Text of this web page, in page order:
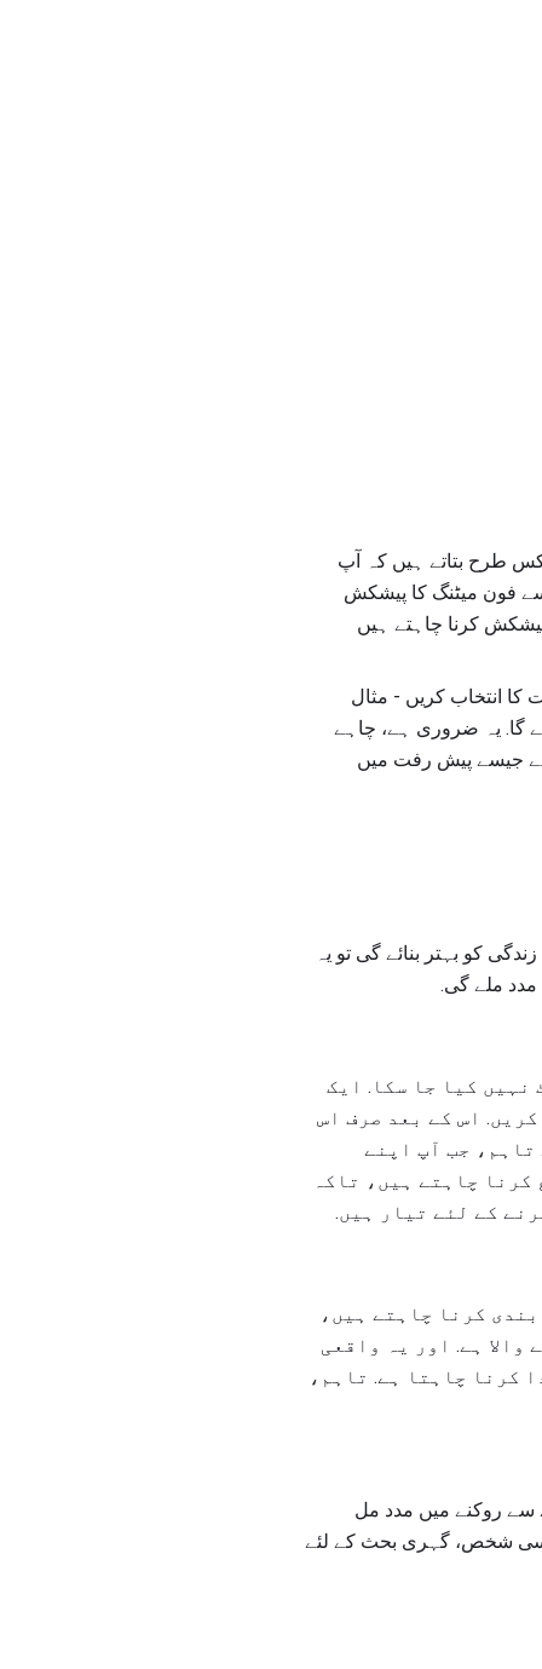
طرح بتاتے ہیں کہ آپ
فون میٹنگ کا پیشکش
کرنا چاہتے ہیں
کا انتخاب کریں - مثال
گا. یہ ضروری ہے، چاہے
ہے جیسے پیش رفت میں
کو بہتر بنائے گی تو یہ
مدد ملے گی.
نہیں کیا جا سکا. ایک
اس کے بعد صرف اس
جب آپ اپنے
چاہتے ہیں، تاکہ
کے لئے تیار ہیں.
کرنا چاہتے ہیں،
ہے. اور یہ واقعی
کرنا چاہتا ہے. تاہم،
سے روکنے میں مدد مل
کسی شخص، گہری بحث کے لئے